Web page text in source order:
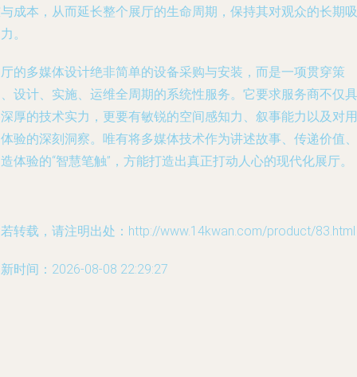
成本，从而延长整个展厅的生命周期，保持其对观众的长期吸
。
的多媒体设计绝非简单的设备采购与安装，而是一项贯穿策
设计、实施、运维全周期的系统性服务。它要求服务商不仅具
厚的技术实力，更要有敏锐的空间感知力、叙事能力以及对用
验的深刻洞察。唯有将多媒体技术作为讲述故事、传递价值、
体验的“智慧笔触”，方能打造出真正打动人心的现代化展厅。
转载，请注明出处：http://www.14kwan.com/product/83.html
时间：2026-08-08 22:29:27